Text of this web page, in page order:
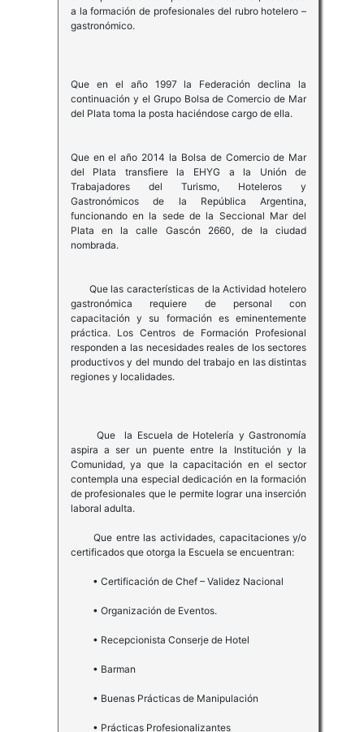
a la formación de profesionales del rubro hotelero –
gastronómico.
Que en el año 1997 la Federación declina la
continuación y el Grupo Bolsa de Comercio de Mar
del Plata toma la posta haciéndose cargo de ella.
Que en el año 2014 la Bolsa de Comercio de Mar
del Plata transfiere la EHYG a la Unión de
Trabajadores del Turismo, Hoteleros y
Gastronómicos de la República Argentina,
funcionando en la sede de la Seccional Mar del
Plata en la calle Gascón 2660, de la ciudad
nombrada.
Que las características de la Actividad hotelero
gastronómica requiere de personal con
capacitación y su formación es eminentemente
práctica. Los Centros de Formación Profesional
responden a las necesidades reales de los sectores
productivos y del mundo del trabajo en las distintas
regiones y localidades.
Que la Escuela de Hotelería y Gastronomía
aspira a ser un puente entre la Institución y la
Comunidad, ya que la capacitación en el sector
contempla una especial dedicación en la formación
de profesionales que le permite lograr una inserción
laboral adulta.
Que entre las actividades, capacitaciones y/o
certificados que otorga la Escuela se encuentran:
• Certificación de Chef – Validez Nacional
• Organización de Eventos.
• Recepcionista Conserje de Hotel
• Barman
• Buenas Prácticas de Manipulación
• Prácticas Profesionalizantes